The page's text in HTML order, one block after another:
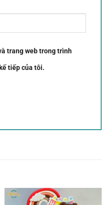
trang web trong trình
tiếp của tôi.